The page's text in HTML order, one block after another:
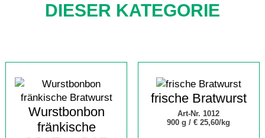
DIESER KATEGORIE
Wurstbonbon
fränkische
frische Bratwurst
Art-Nr. 1012
900 g /€ 25,60/kg